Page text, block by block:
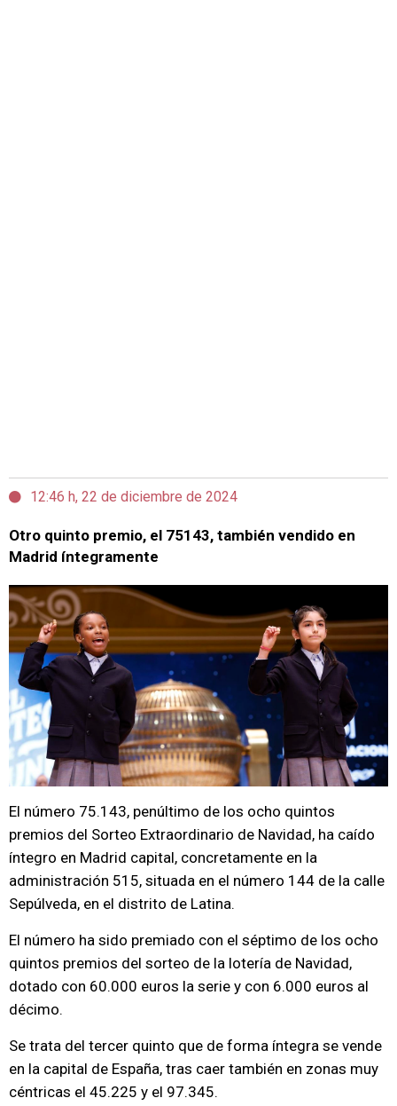
12:46 h, 22 de diciembre de 2024
Otro quinto premio, el 75143, también vendido en
Madrid íntegramente
El número 75.143, penúltimo de los ocho quintos
premios del Sorteo Extraordinario de Navidad, ha caído
íntegro en Madrid capital, concretamente en la
administración 515, situada en el número 144 de la calle
Sepúlveda, en el distrito de Latina.
El número ha sido premiado con el séptimo de los ocho
quintos premios del sorteo de la lotería de Navidad,
dotado con 60.000 euros la serie y con 6.000 euros al
décimo.
Se trata del tercer quinto que de forma íntegra se vende
en la capital de España, tras caer también en zonas muy
céntricas el 45.225 y el 97.345.